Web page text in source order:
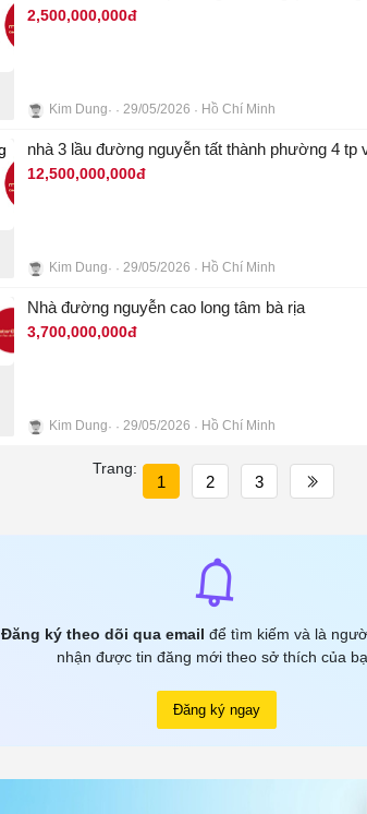
2,500,000,000đ
Kim Dung 29/05/2026 Hồ Chí Minh
nhà 3 lầu đường nguyễn tất thành phường 4 tp
12,500,000,000đ
Kim Dung 29/05/2026 Hồ Chí Minh
Nhà đường nguyễn cao long tâm bà rịa
3,700,000,000đ
Kim Dung 29/05/2026 Hồ Chí Minh
Trang:
1 2 3
Đăng ký theo dõi qua email để tìm kiếm và là
nhận được tin đăng mới theo sở thích của
Đăng ký ngay